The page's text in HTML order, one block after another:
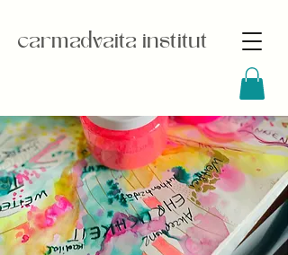
carmadvaita institut